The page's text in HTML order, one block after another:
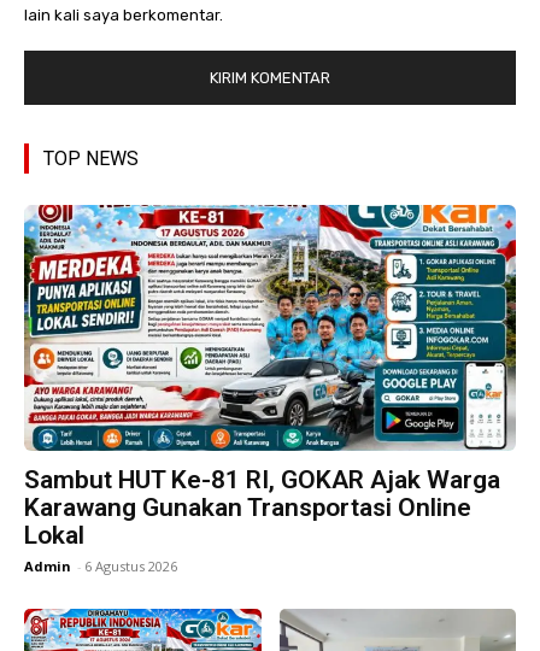
lain kali saya berkomentar.
TOP NEWS
Sambut HUT Ke-81 RI, GOKAR Ajak Warga
Karawang Gunakan Transportasi Online
Lokal
Admin - 6 Agustus 2026